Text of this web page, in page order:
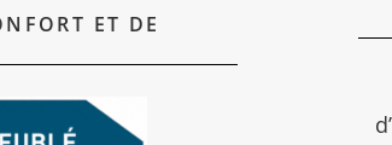
ET DE